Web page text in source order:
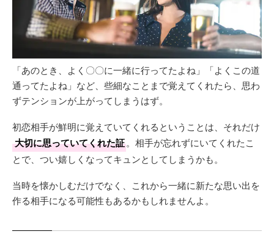
「あのとき、よく〇〇に一緒に行ってたよね」「よくこの道
通ってたよね」など、些細なことまで覚えてくれたら、思わ
ずテンションが上がってしまうはず。
初恋相手が鮮明に覚えていてくれるということは、それだけ
大切に思っていてくれた証。相手が忘れずにいてくれたこ
とで、つい嬉しくなってキュンとしてしまうかも。
当時を懐かしむだけでなく、これから一緒に新たな思い出を
作る相手になる可能性もあるかもしれませんよ。